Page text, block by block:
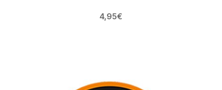
4,95€